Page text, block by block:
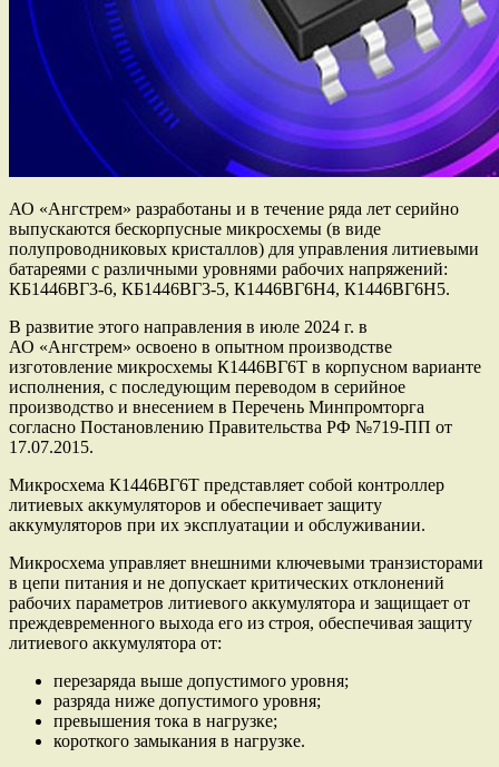
АО «Ангстрем» разработаны и в течение ряда лет серийно
выпускаются бескорпусные микросхемы (в виде
полупроводниковых кристаллов) для управления литиевыми
батареями с различными уровнями рабочих напряжений:
КБ1446ВГ3-6, КБ1446ВГ3-5, К1446ВГ6Н4, К1446ВГ6Н5.
В развитие этого направления в июле 2024 г. в
АО «Ангстрем» освоено в опытном производстве
изготовление микросхемы К1446ВГ6Т в корпусном варианте
исполнения, с последующим переводом в серийное
производство и внесением в Перечень Минпромторга
согласно Постановлению Правительства РФ №719-ПП от
17.07.2015.
Микросхема К1446ВГ6Т представляет собой контроллер
литиевых аккумуляторов и обеспечивает защиту
аккумуляторов при их эксплуатации и обслуживании.
Микросхема управляет внешними ключевыми транзисторами
в цепи питания и не допускает критических отклонений
рабочих параметров литиевого аккумулятора и защищает от
преждевременного выхода его из строя, обеспечивая защиту
литиевого аккумулятора от:
перезаряда выше допустимого уровня;
разряда ниже допустимого уровня;
превышения тока в нагрузке;
короткого замыкания в нагрузке.